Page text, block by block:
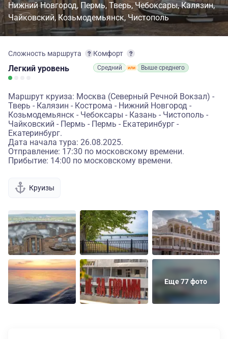
Нижний Новгород Пермь Тверь Чебоксары Калязин
Чайковский Козьмодемьянск Чистополь
Сложность маршрута
Легкий уровень
Комфорт
Средний Выше среднего
Маршрут круиза: Москва (Северный Речной Вокзал) -
Тверь - Калязин - Кострома - Нижний Новгород -
Козьмодемьянск - Чебоксары - Казань - Чистополь -
Чайковский - Пермь - Пермь - Екатеринбург -
Екатеринбург.
Дата начала тура: 26.08.2025.
Отправление: 17:30 по московскому времени.
Прибытие: 14:00 по московскому времени.
Круизы
Еще 77 фото